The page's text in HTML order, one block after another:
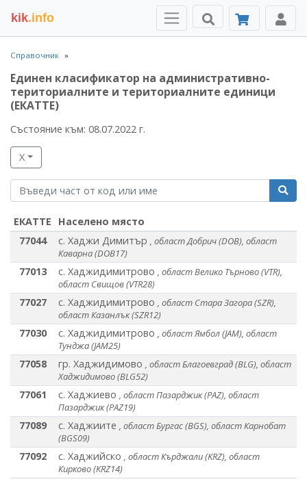
kik.info
Справочник
Единен класификатор на административно-
териториалните и териториалните единици
(ЕКАТТЕ)
Състояние към: 08.07.2022 г.
Х
ЕКАТТЕ
Населено място
77044
с. Хаджи Димитър , област Добрич (DOB), област
Каварна (DOB17)
77013 с. Хаджидимитрово , област Велико Търново (VTR),
област Свищов (VTR28)
77027 с. Хаджидимитрово , област Стара Загора (SZR),
област Казанлък (SZR12)
77030 с. Хаджидимитрово , област Ямбол (JAM), област
Тунджа (JAM25)
77058 гр. Хаджидимово , област Благоевград (BLG), област
Хаджидимово (BLG52)
77061 с. Хаджиево , област Пазарджик (PAZ), област
Пазарджик (PAZ19)
77089 с. Хаджиите , област Бургас (BGS), област Карнобат
(BGS09)
77092 с. Хаджийско , област Кърджали (KRZ), област
Кирково (KRZ14)